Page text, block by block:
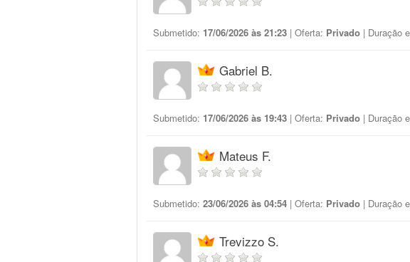
Submetido: 17/06/2026 às 21:23 | Oferta: Privado | Duração
Gabriel B.
Submetido: 17/06/2026 às 19:43 | Oferta: Privado | Duração
Mateus F.
Submetido: 23/06/2026 às 04:54 | Oferta: Privado | Duração
Trevizzo S.